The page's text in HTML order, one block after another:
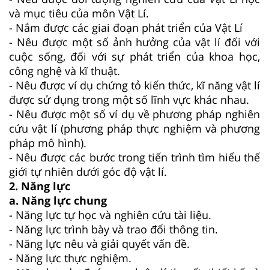
và mục tiêu của môn Vật Lí.
- Nắm được các giai đoạn phát triển của Vật Lí
- Nêu được một số ảnh hưởng của vật lí đối với
cuộc sống, đối với sự phát triển của khoa học,
công nghệ và kĩ thuật.
- Nêu được ví dụ chứng tỏ kiến thức, kĩ năng vật lí
được sử dụng trong một số lĩnh vực khác nhau.
- Nêu được một số ví dụ về phương pháp nghiên
cứu vật lí (phương pháp thực nghiệm và phương
pháp mô hình).
- Nêu được các bước trong tiến trình tìm hiểu thế
giới tự nhiên dưới góc độ vật lí.
2. Năng lực
a. Năng lực chung
- Năng lực tự học và nghiên cứu tài liệu.
- Năng lực trình bày và trao đổi thông tin.
- Năng lực nêu và giải quyết vấn đề.
- Năng lực thực nghiệm.